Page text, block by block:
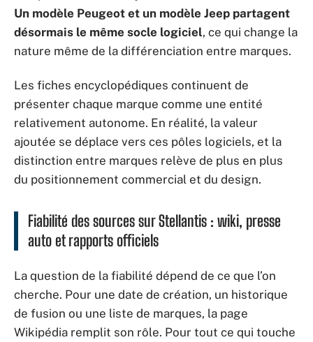
Un modèle Peugeot et un modèle Jeep partagent
désormais le même socle logiciel, ce qui change la
nature même de la différenciation entre marques.
Les fiches encyclopédiques continuent de
présenter chaque marque comme une entité
relativement autonome. En réalité, la valeur
ajoutée se déplace vers ces pôles logiciels, et la
distinction entre marques relève de plus en plus
du positionnement commercial et du design.
Fiabilité des sources sur Stellantis : wiki, presse
auto et rapports officiels
La question de la fiabilité dépend de ce que l’on
cherche. Pour une date de création, un historique
de fusion ou une liste de marques, la page
Wikipédia remplit son rôle. Pour tout ce qui touche